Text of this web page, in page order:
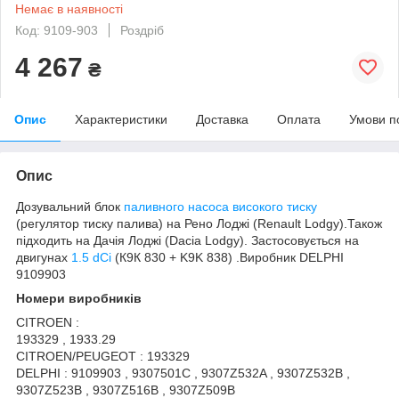
Немає в наявності
Код: 9109-903
Роздріб
4 267 ₴
Опис Характеристики Доставка Оплата Умови
Опис
Дозувальний блок паливного насоса високого тиску
(регулятор тиску палива) на Рено Лоджі (Renault Lodgy).Також
підходить на Дачія Лоджі (Dacia Lodgy). Застосовується на
двигунах 1.5 dCi (К9К 830 + K9K 838) .Виробник DELPHI
9109903
Номери виробників
CITROEN :
193329 , 1933.29
CITROEN/PEUGEOT : 193329
DELPHI : 9109903 , 9307501C , 9307Z532A , 9307Z532B ,
9307Z523B , 9307Z516B , 9307Z509B